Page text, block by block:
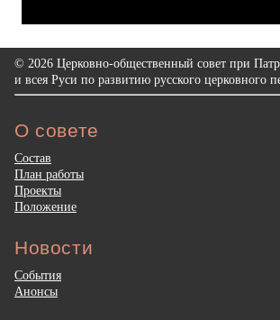
© 2026 Церковно-общественный совет при
и всея Руси по развитию русского церковного
О совете
Состав
План работы
Проекты
Положение
Новости
События
Анонсы